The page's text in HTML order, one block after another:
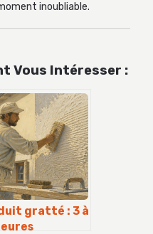
inoubliable.
Vous Intéresser :
gratté : 3 à